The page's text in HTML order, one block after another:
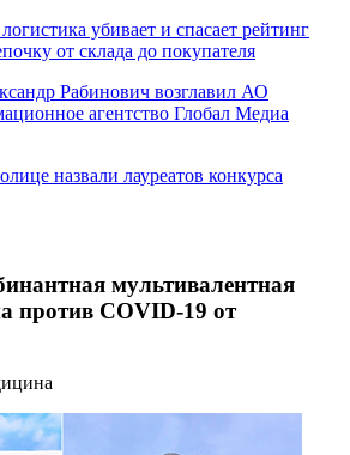
убивает и спасает рейтинг
от склада до покупателя
Рабинович возглавил АО
агентство Глобал Медиа
назвали лауреатов конкурса
мультивалентная
против COVID-19 от